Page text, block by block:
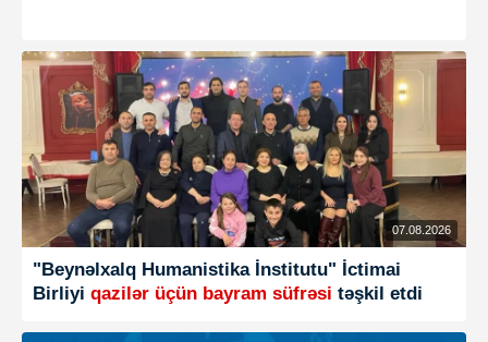
07.08.2026
"Beynəlxalq Humanistika İnstitutu" İctimai
Birliyi qazilər üçün bayram süfrəsi təşkil etdi